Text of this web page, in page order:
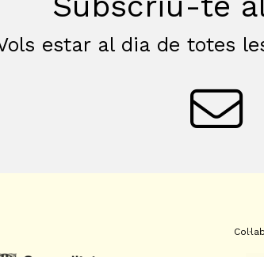
estar al dia de totes